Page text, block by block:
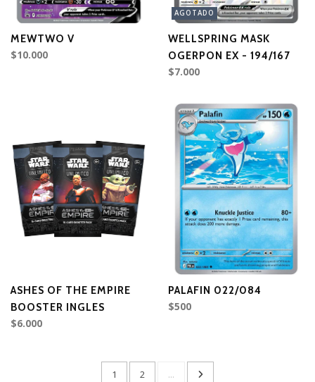
MEWTWO V
$10.000
AGOTADO
WELLSPRING MASK
OGERPON EX - 194/167
$7.000
ASHES OF THE EMPIRE
BOOSTER INGLES
$6.000
PALAFIN 022/084
$500
1 2 ...